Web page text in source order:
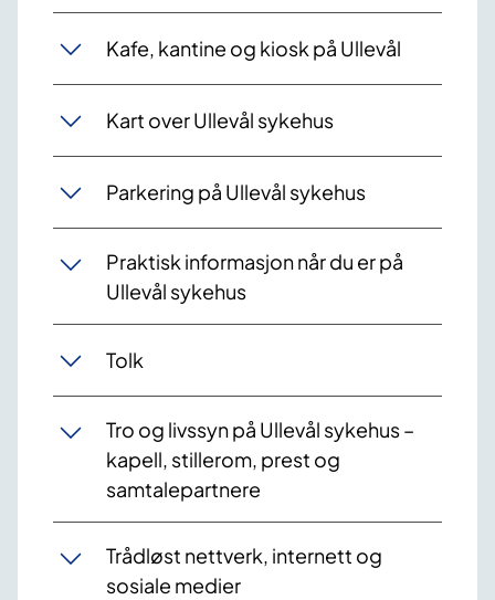
Kafe, kantine og kiosk på Ullevål
Kart over Ullevål sykehus
Parkering på Ullevål sykehus
Praktisk informasjon når du er på
Ullevål sykehus
Tolk
Tro og livssyn på Ullevål sykehus –
kapell, stillerom, prest og
samtalepartnere
Trådløst nettverk, internett og
sosiale medier